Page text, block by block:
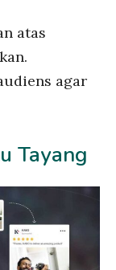
atas
agar
Tayang